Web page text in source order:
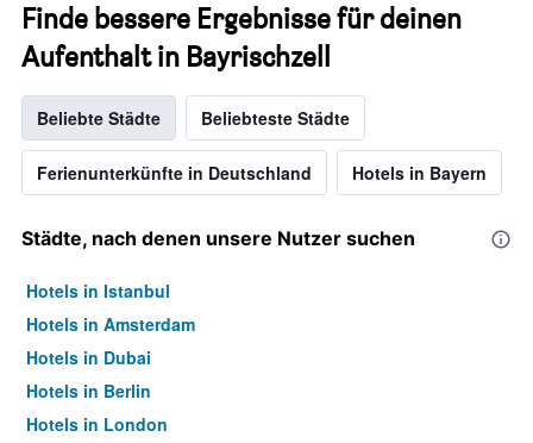
Finde bessere Ergebnisse für deinen
Aufenthalt in Bayrischzell
Beliebte Städte Beliebteste Städte
Ferienunterkünfte in Deutschland Hotels in Bayern
Städte, nach denen unsere Nutzer suchen
Hotels in Istanbul
Hotels in Amsterdam
Hotels in Dubai
Hotels in Berlin
Hotels in London